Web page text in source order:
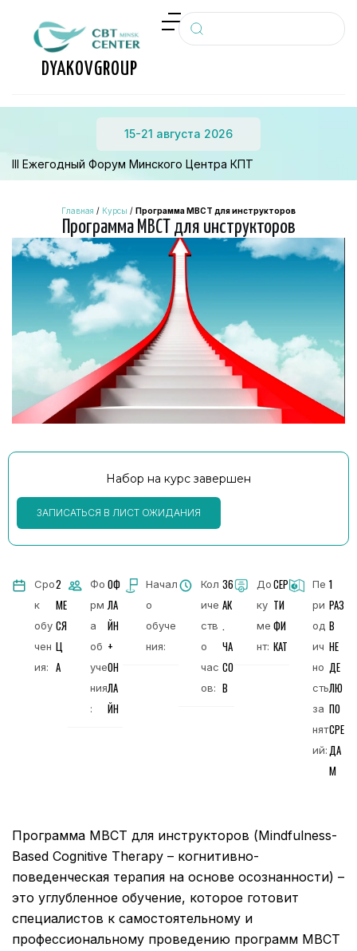
к
с
и
DYAKOVGROUP
15-21 августа 2026
III Ежегодный Форум Минского Центра КПТ
Главная / Курсы / Программа MBCT для инструкторов
Программа MBCT для инструкторов
Набор на курс завершен
ЗАПИСАТЬСЯ В ЛИСТ ОЖИДАНИЯ
Сро
к
обу
чен
ия:
2
МЕ
СЯ
Ц
А
Фо
рм
а
об
уче
ния
:
ОФ
ЛА
ЙН
+
ОН
ЛА
ЙН
Начал
о
обуче
ния:
Кол
иче
ств
о
час
ов:
36
АК
.
ЧА
СО
В
До
ку
ме
нт:
СЕР
ТИ
ФИ
КАТ
Пе
ри
од
ич
но
сть
за
нят
ий:
1
РАЗ
В
НЕ
ДЕ
ЛЮ
ПО
СРЕ
ДА
М
Программа MBCT для инструкторов (Mindfulness-
Based Cognitive Therapy – когнитивно-
поведенческая терапия на основе осознанности) –
это углубленное обучение, которое готовит
специалистов к самостоятельному и
профессиональному проведению программ MBCT